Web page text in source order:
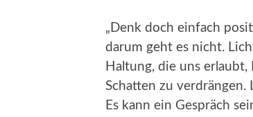
„Denk doch einfach
darum geht es nicht.
Haltung, die uns
Schatten zu verdrängen.
Es kann ein Gespräch